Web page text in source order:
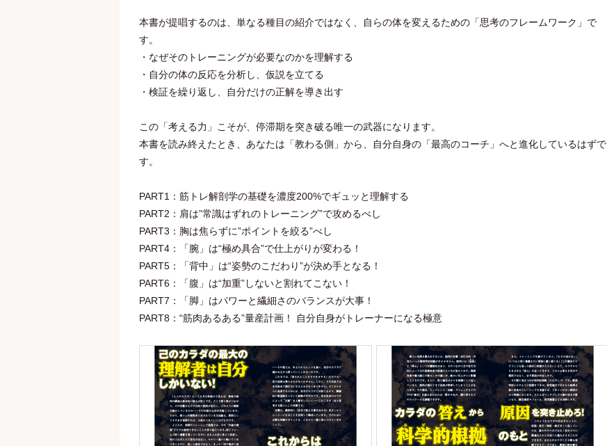
本書が提唱するのは、単なる種目の紹介ではなく、自らの体を変えるための「思考のフレームワーク」で
す。
・なぜそのトレーニングが必要なのかを理解する
・自分の体の反応を分析し、仮説を立てる
・検証を繰り返し、自分だけの正解を導き出す
この「考える力」こそが、停滞期を突き破る唯一の武器になります。
本書を読み終えたとき、あなたは「教わる側」から、自分自身の「最高のコーチ」へと進化しているはずで
す。
PART1：筋トレ解剖学の基礎を濃度200%でギュッと理解する
PART2：肩は”常識はずれのトレーニング”で攻めるべし
PART3：胸は焦らずに”ポイントを絞る”べし
PART4：「腕」は“極め具合”で仕上がりが変わる！
PART5：「背中」は“姿勢のこだわり”が決め手となる！
PART6：「腹」は“加重”しないと割れてこない！
PART7：「脚」はパワーと繊細さのバランスが大事！
PART8：“筋肉あるある”量産計画！ 自分自身がトレーナーになる極意